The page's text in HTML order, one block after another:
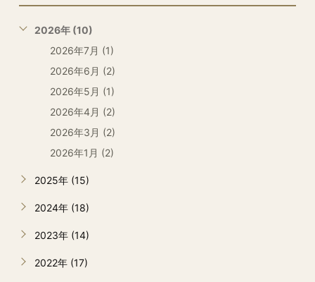
2026年 (10)
2026年7月 (1)
2026年6月 (2)
2026年5月 (1)
2026年4月 (2)
2026年3月 (2)
2026年1月 (2)
2025年 (15)
2024年 (18)
2023年 (14)
2022年 (17)